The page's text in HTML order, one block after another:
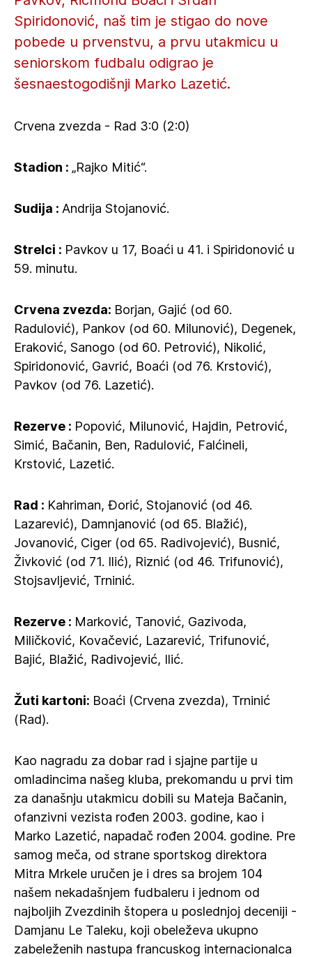
Spiridonović, naš tim je stigao do nove
pobede u prvenstvu, a prvu utakmicu u
seniorskom fudbalu odigrao je
šesnaestogodišnji Marko Lazetić.
Crvena zvezda - Rad 3:0 (2:0)
Stadion : „Rajko Mitić“.
Sudija : Andrija Stojanović.
Strelci : Pavkov u 17, Boaći u 41. i Spiridonović u
59. minutu.
Crvena zvezda: Borjan, Gajić (od 60.
Radulović), Pankov (od 60. Milunović), Degenek,
Eraković, Sanogo (od 60. Petrović), Nikolić,
Spiridonović, Gavrić, Boaći (od 76. Krstović),
Pavkov (od 76. Lazetić).
Rezerve : Popović, Milunović, Hajdin, Petrović,
Simić, Bačanin, Ben, Radulović, Falćineli,
Krstović, Lazetić.
Rad : Kahriman, Đorić, Stojanović (od 46.
Lazarević), Damnjanović (od 65. Blažić),
Jovanović, Ciger (od 65. Radivojević), Busnić,
Živković (od 71. Ilić), Riznić (od 46. Trifunović),
Stojsavljević, Trninić.
Rezerve : Marković, Tanović, Gazivoda,
Miličković, Kovačević, Lazarević, Trifunović,
Bajić, Blažić, Radivojević, Ilić.
Žuti kartoni: Boaći (Crvena zvezda), Trninić
(Rad).
Kao nagradu za dobar rad i sjajne partije u
omladincima našeg kluba, prekomandu u prvi tim
za današnju utakmicu dobili su Mateja Bačanin,
ofanzivni vezista rođen 2003. godine, kao i
Marko Lazetić, napadač rođen 2004. godine. Pre
samog meča, od strane sportskog direktora
Mitra Mrkele uručen je i dres sa brojem 104
našem nekadašnjem fudbaleru i jednom od
najboljih Zvezdinih štopera u poslednjoj deceniji -
Damjanu Le Taleku, koji obeleževa ukupno
zabeleženih nastupa francuskog internacionalca